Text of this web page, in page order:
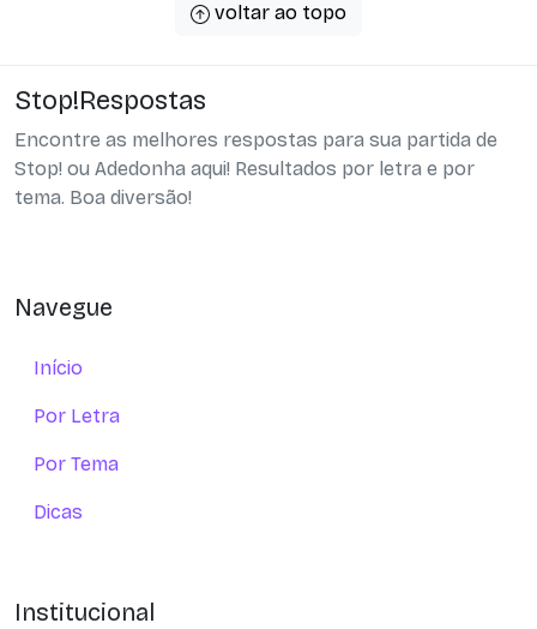
voltar ao topo
Stop!Respostas
Encontre as melhores respostas para sua partida de
Stop! ou Adedonha aqui! Resultados por letra e por
tema. Boa diversão!
Navegue
Início
Por Letra
Por Tema
Dicas
Institucional